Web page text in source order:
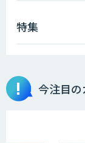
特集
今注目